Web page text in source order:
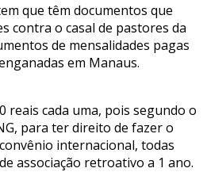
que têm documentos que
contra o casal de pastores da
de mensalidades pagas
em Manaus.
reais cada uma, pois segundo o
para ter direito de fazer o
internacional, todas
associação retroativo a 1 ano.